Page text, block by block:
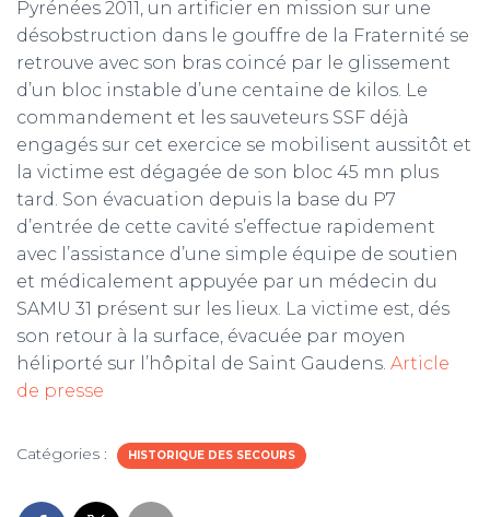
m
Pyrénées 2011, un artificier en mission sur une
désobstruction dans le gouffre de la Fraternité se
retrouve avec son bras coincé par le glissement
d’un bloc instable d’une centaine de kilos. Le
commandement et les sauveteurs SSF déjà
engagés sur cet exercice se mobilisent aussitôt et
la victime est dégagée de son bloc 45 mn plus
tard. Son évacuation depuis la base du P7
d’entrée de cette cavité s’effectue rapidement
avec l’assistance d’une simple équipe de soutien
et médicalement appuyée par un médecin du
SAMU 31 présent sur les lieux. La victime est, dés
son retour à la surface, évacuée par moyen
héliporté sur l’hôpital de Saint Gaudens. Article
de presse
Catégories : HISTORIQUE DES SECOURS